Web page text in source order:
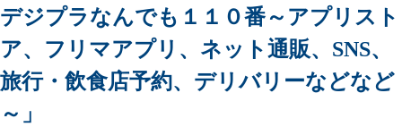
デジプラなんでも１１０番～アプリスト
ア、フリマアプリ、ネット通販、SNS、
旅行・飲食店予約、デリバリーなどなど
～」